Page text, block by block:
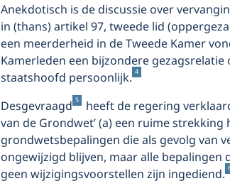
Anekdotisch is de discussie over
in (thans) artikel 97, tweede lid
een meerderheid in de Tweede Kamer
Kamerleden een bijzondere
staatshoofd persoonlijk. 4
Desgevraagd 5
heeft de regering
van de Grondwet’ (a) een ruime
grondwetsbepalingen die als gevolg van
ongewijzigd blijven, maar alle
geen wijzigingsvoorstellen zijn ingediend.